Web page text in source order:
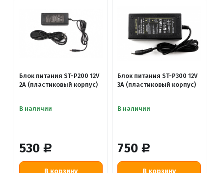
530 Р
Блок питания ST-P200 12V
2A (пластиковый корпус)
В наличии
750 Р
Блок питания ST-P300 12V
3A (пластиковый корпус)
В наличии